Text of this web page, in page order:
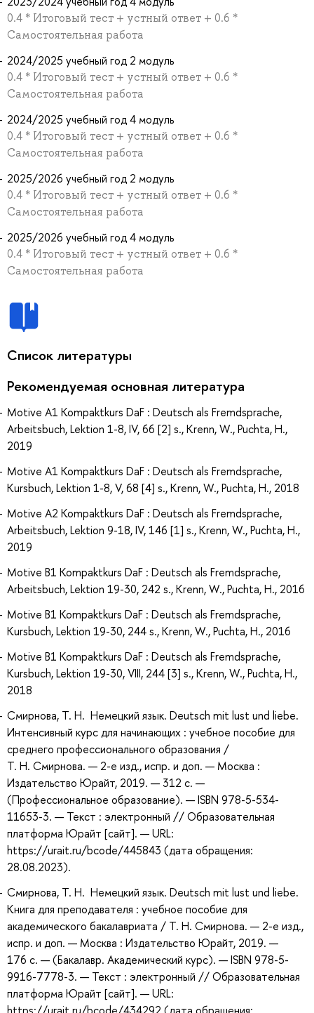
0.4 * Итоговый тест + устный ответ + 0.6 *
Самостоятельная работа
2024/2025 учебный год 2 модуль
0.4 * Итоговый тест + устный ответ + 0.6 *
Самостоятельная работа
2024/2025 учебный год 4 модуль
0.4 * Итоговый тест + устный ответ + 0.6 *
Самостоятельная работа
2025/2026 учебный год 2 модуль
0.4 * Итоговый тест + устный ответ + 0.6 *
Самостоятельная работа
2025/2026 учебный год 4 модуль
0.4 * Итоговый тест + устный ответ + 0.6 *
Самостоятельная работа
Список литературы
Рекомендуемая основная литература
Motive A1 Kompaktkurs DaF : Deutsch als Fremdsprache,
Arbeitsbuch, Lektion 1-8, IV, 66 [2] s., Krenn, W., Puchta, H.,
2019
Motive A1 Kompaktkurs DaF : Deutsch als Fremdsprache,
Kursbuch, Lektion 1-8, V, 68 [4] s., Krenn, W., Puchta, H., 2018
Motive A2 Kompaktkurs DaF : Deutsch als Fremdsprache,
Arbeitsbuch, Lektion 9-18, IV, 146 [1] s., Krenn, W., Puchta, H.,
2019
Motive B1 Kompaktkurs DaF : Deutsch als Fremdsprache,
Arbeitsbuch, Lektion 19-30, 242 s., Krenn, W., Puchta, H., 2016
Motive B1 Kompaktkurs DaF : Deutsch als Fremdsprache,
Kursbuch, Lektion 19-30, 244 s., Krenn, W., Puchta, H., 2016
Motive B1 Kompaktkurs DaF : Deutsch als Fremdsprache,
Kursbuch, Lektion 19-30, VIII, 244 [3] s., Krenn, W., Puchta, H.,
2018
Смирнова, Т. Н. Немецкий язык. Deutsch mit lust und liebe.
Интенсивный курс для начинающих : учебное пособие для
среднего профессионального образования /
Т. Н. Смирнова. — 2-е изд., испр. и доп. — Москва :
Издательство Юрайт, 2019. — 312 с. —
(Профессиональное образование). — ISBN 978-5-534-
11653-3. — Текст : электронный // Образовательная
платформа Юрайт [сайт]. — URL:
https://urait.ru/bcode/445843 (дата обращения:
28.08.2023).
Смирнова, Т. Н. Немецкий язык. Deutsch mit lust und liebe.
Книга для преподавателя : учебное пособие для
академического бакалавриата / Т. Н. Смирнова. — 2-е изд.,
испр. и доп. — Москва : Издательство Юрайт, 2019. —
176 с. — (Бакалавр. Академический курс). — ISBN 978-5-
9916-7778-3. — Текст : электронный // Образовательная
платформа Юрайт [сайт]. — URL: